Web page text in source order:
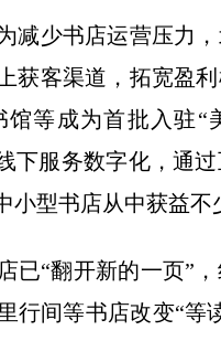
少书店运营压力，
获客渠道，拓宽盈
等成为首批入驻
下服务数字化，通
小型书店从中获益不
“翻开新的一页”，
行间等书店改变“